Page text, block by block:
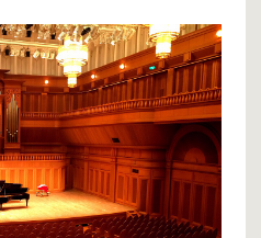
。
なく、都構想へのネガキャンにしか見
あれだけの才能と先見の明がありなが
そここで引退しても良かったのかもし
た薄れた。
け考えていればいい」という風潮があ
や経済や宗教やあらゆる事を自分の意
信される芸術には深みや信念や哲学が